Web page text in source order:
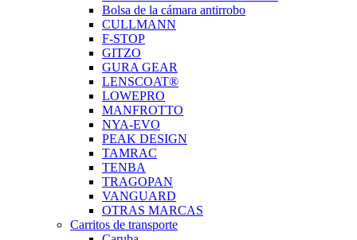
Bolsa de la cámara antirrobo
CULLMANN
F-STOP
GITZO
GURA GEAR
LENSCOAT®
LOWEPRO
MANFROTTO
NYA-EVO
PEAK DESIGN
TAMRAC
TENBA
TRAGOPAN
VANGUARD
OTRAS MARCAS
Carritos de transporte